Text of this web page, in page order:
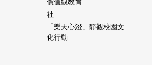
社
「樂天心澄」靜觀校園文
化行動